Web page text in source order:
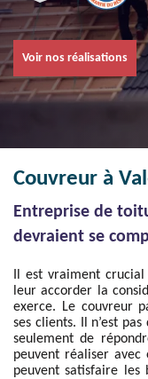
Voir nos réalisations
Couvreur à
Entreprise de
devraient se
Il est vraiment
leur accorder la
exerce. Le couvreur
ses clients. Il n’est
seulement de
peuvent réaliser
peuvent satisfaire les